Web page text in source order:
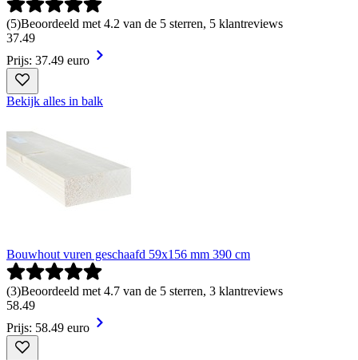
(5)Beoordeeld met 4.2 van de 5 sterren, 5 klantreviews
37.49
Prijs: 37.49 euro
Bekijk alles in balk
Bouwhout vuren geschaafd 59x156 mm 390 cm
(3)Beoordeeld met 4.7 van de 5 sterren, 3 klantreviews
58.49
Prijs: 58.49 euro